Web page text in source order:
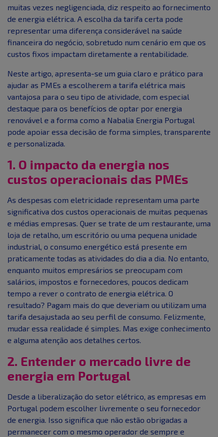
muitas vezes negligenciada, diz respeito ao fornecimento
de energia elétrica. A escolha da tarifa certa pode
representar uma diferença considerável na saúde
financeira do negócio, sobretudo num cenário em que os
custos fixos impactam diretamente a rentabilidade.
Neste artigo, apresenta-se um guia claro e prático para
ajudar as PMEs a escolherem a tarifa elétrica mais
vantajosa para o seu tipo de atividade, com especial
destaque para os benefícios de optar por energia
renovável e a forma como a Nabalia Energia Portugal
pode apoiar essa decisão de forma simples, transparente
e personalizada.
1. O impacto da energia nos
custos operacionais das PMEs
As despesas com eletricidade representam uma parte
significativa dos custos operacionais de muitas pequenas
e médias empresas. Quer se trate de um restaurante, uma
loja de retalho, um escritório ou uma pequena unidade
industrial, o consumo energético está presente em
praticamente todas as atividades do dia a dia. No entanto,
enquanto muitos empresários se preocupam com
salários, impostos e fornecedores, poucos dedicam
tempo a rever o contrato de energia elétrica. O
resultado? Pagam mais do que deveriam ou utilizam uma
tarifa desajustada ao seu perfil de consumo. Felizmente,
mudar essa realidade é simples. Mas exige conhecimento
e alguma atenção aos detalhes certos.
2. Entender o mercado livre de
energia em Portugal
Desde a liberalização do setor elétrico, as empresas em
Portugal podem escolher livremente o seu fornecedor
de energia. Isso significa que não estão obrigadas a
permanecer com o mesmo operador de sempre e